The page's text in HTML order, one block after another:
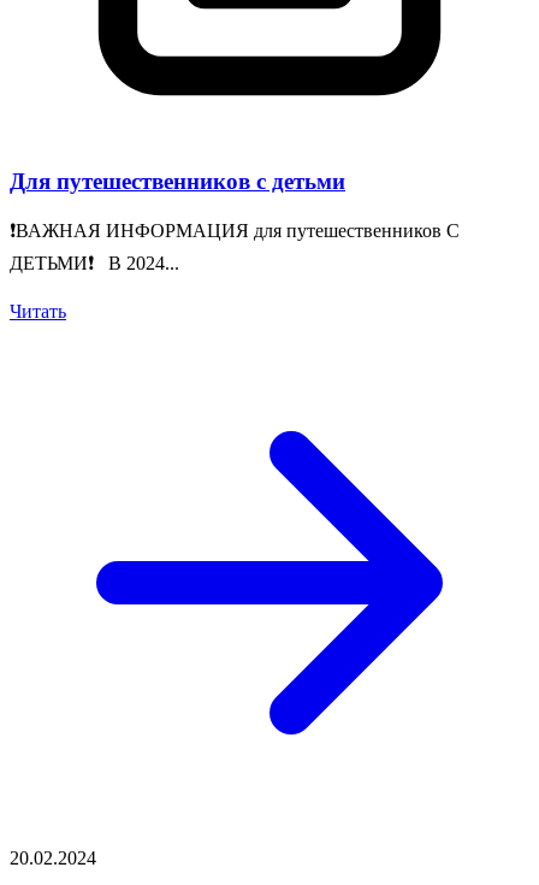
Для путешественников с детьми
❗️ВАЖНАЯ ИНФОРМАЦИЯ для путешественников С
ДЕТЬМИ❗️ В 2024...
Читать
20.02.2024